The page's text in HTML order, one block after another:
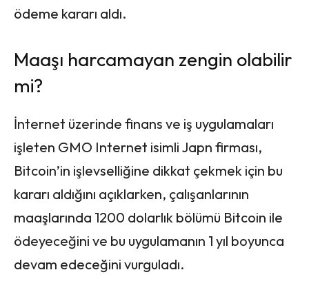
ödeme kararı aldı.
Maaşı harcamayan zengin olabilir
mi?
İnternet üzerinde finans ve iş uygulamaları
işleten GMO Internet isimli Japn firması,
Bitcoin’in işlevselliğine dikkat çekmek için bu
kararı aldığını açıklarken, çalışanlarının
maaşlarında 1200 dolarlık bölümü Bitcoin ile
ödeyeceğini ve bu uygulamanın 1 yıl boyunca
devam edeceğini vurguladı.